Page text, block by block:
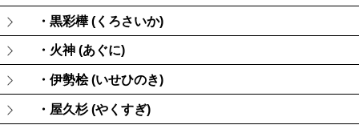
・黒彩樺 (くろさいか)
・火神 (あぐに)
・伊勢桧 (いせひのき)
・屋久杉 (やくすぎ)